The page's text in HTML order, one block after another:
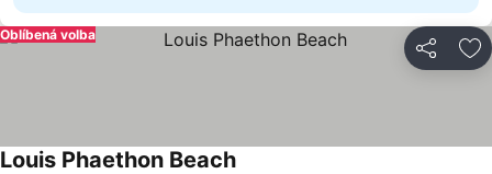
Sdílet
Oblíbená volba
Louis Phaethon Beach